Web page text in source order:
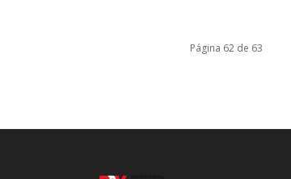
Página 62 de 63